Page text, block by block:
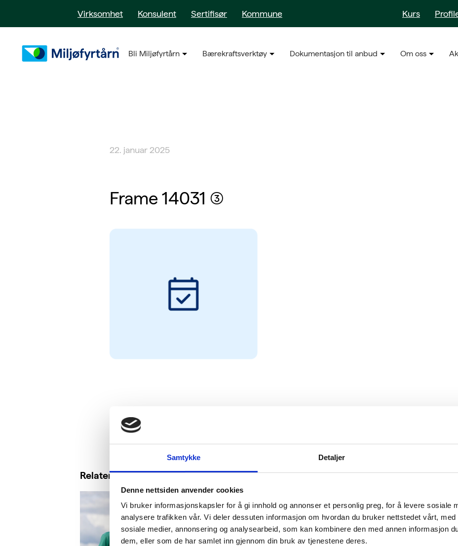
Samtykke Detaljer
Denne nettsiden anvender cookies
Vi bruker informasjonskapsler for å gi innhold og annonser et personlig preg, for å levere sosiale
analysere trafikken vår. Vi deler dessuten informasjon om hvordan du bruker nettstedet vårt,
sosiale medier, annonsering og analysearbeid, som kan kombinere den med annen informasjon
dem, eller som de har samlet inn gjennom din bruk av tjenestene deres.
Virksomhet Konsulent Sertifisør Kommune Kurs
Bli Miljøfyrtårn Bærekraftsverktøy Dokumentasjon til anbud Om oss
22. januar 2025
Frame 14031 (3)
Relaterte saker